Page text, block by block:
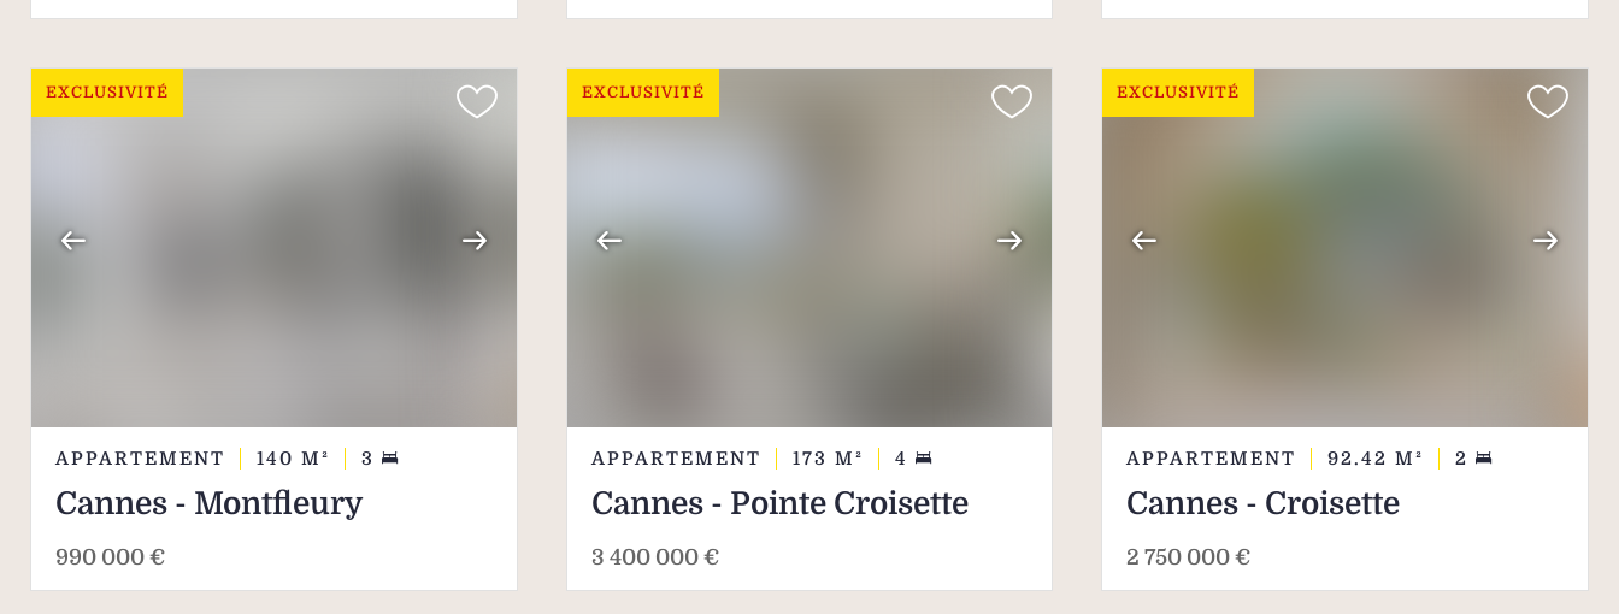
EXCLUSIVITÉ
APPARTEMENT 140 M² 3
Cannes - Montfleury
990 000 €
EXCLUSIVITÉ
APPARTEMENT 173 M² 4
Cannes - Pointe Croisette
3 400 000 €
EXCLUSIVITÉ
APPARTEMENT 92.42 M² 2
Cannes - Croisette
2 750 000 €